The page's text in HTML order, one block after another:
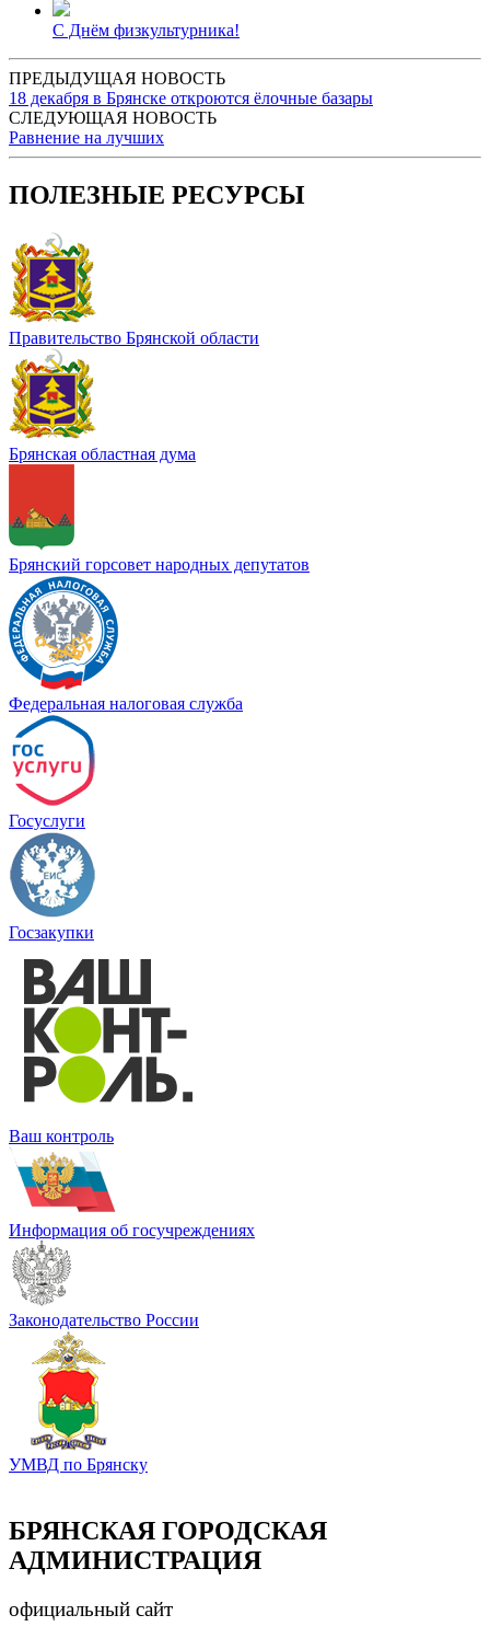
С Днём физкультурника!
ПРЕДЫДУЩАЯ НОВОСТЬ
18 декабря в Брянске откроются ёлочные базары
СЛЕДУЮЩАЯ НОВОСТЬ
Равнение на лучших
ПОЛЕЗНЫЕ РЕСУРСЫ
Правительство Брянской области
Брянская областная дума
Брянский горсовет народных депутатов
Федеральная налоговая служба
Госуслуги
Госзакупки
Ваш контроль
Информация об госучреждениях
Законодательство России
УМВД по Брянску
БРЯНСКАЯ ГОРОДСКАЯ
АДМИНИСТРАЦИЯ
официальный сайт